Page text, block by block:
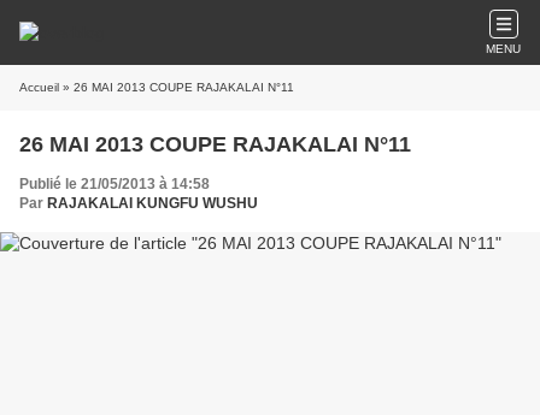
MENU
Accueil » 26 MAI 2013 COUPE RAJAKALAI N°11
26 MAI 2013 COUPE RAJAKALAI N°11
Publié le 21/05/2013 à 14:58
Par RAJAKALAI KUNGFU WUSHU